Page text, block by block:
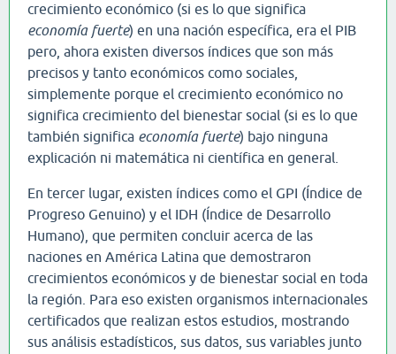
crecimiento económico (si es lo que significa
economía fuerte) en una nación específica, era el PIB
pero, ahora existen diversos índices que son más
precisos y tanto económicos como sociales,
simplemente porque el crecimiento económico no
significa crecimiento del bienestar social (si es lo que
también significa economía fuerte) bajo ninguna
explicación ni matemática ni científica en general.
En tercer lugar, existen índices como el GPI (Índice de
Progreso Genuino) y el IDH (Índice de Desarrollo
Humano), que permiten concluir acerca de las
naciones en América Latina que demostraron
crecimientos económicos y de bienestar social en toda
la región. Para eso existen organismos internacionales
certificados que realizan estos estudios, mostrando
sus análisis estadísticos, sus datos, sus variables junto